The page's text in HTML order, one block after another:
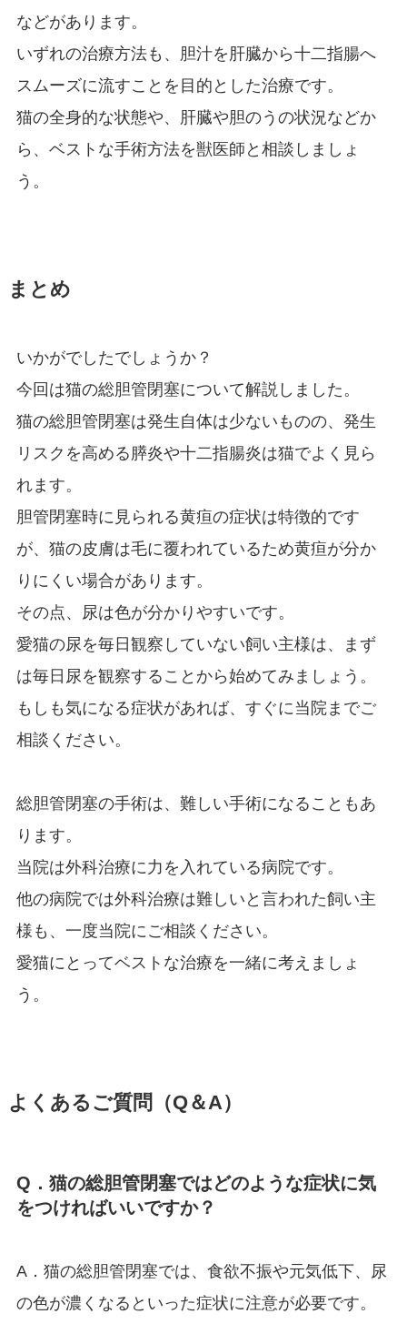
などがあります。
いずれの治療方法も、胆汁を肝臓から十二指腸へ
スムーズに流すことを目的とした治療です。
猫の全身的な状態や、肝臓や胆のうの状況などか
ら、ベストな手術方法を獣医師と相談しましょ
う。
まとめ
いかがでしたでしょうか？
今回は猫の総胆管閉塞について解説しました。
猫の総胆管閉塞は発生自体は少ないものの、発生
リスクを高める膵炎や十二指腸炎は猫でよく見ら
れます。
胆管閉塞時に見られる黄疸の症状は特徴的です
が、猫の皮膚は毛に覆われているため黄疸が分か
りにくい場合があります。
その点、尿は色が分かりやすいです。
愛猫の尿を毎日観察していない飼い主様は、まず
は毎日尿を観察することから始めてみましょう。
もしも気になる症状があれば、すぐに当院までご
相談ください。
総胆管閉塞の手術は、難しい手術になることもあ
ります。
当院は外科治療に力を入れている病院です。
他の病院では外科治療は難しいと言われた飼い主
様も、一度当院にご相談ください。
愛猫にとってベストな治療を一緒に考えましょ
う。
よくあるご質問（Q＆A）
Q．猫の総胆管閉塞ではどのような症状に気
をつければいいですか？
A．猫の総胆管閉塞では、食欲不振や元気低下、尿
の色が濃くなるといった症状に注意が必要です。